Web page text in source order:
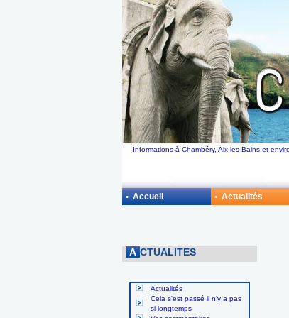
Informations à Chambéry, Aix les Bains et
A CTUALITES
Actualités
Cela s'est passé il n'y a pas
si longtemps
• Accueil • Actualités